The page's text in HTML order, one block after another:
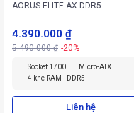
AORUS ELITE AX DDR5
4.390.000 ₫
5.490.000 ₫ -20%
Socket 1700
Micro-ATX
4 khe RAM - DDR5
Liên hệ